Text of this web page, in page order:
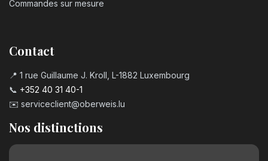
Commandes sur mesure
Contact
📍 1 rue Guillaume J. Kroll, L-1882 Luxembourg
📞 +352 40 31 40-1
✉️ serviceclient@oberweis.lu
Nos distinctions